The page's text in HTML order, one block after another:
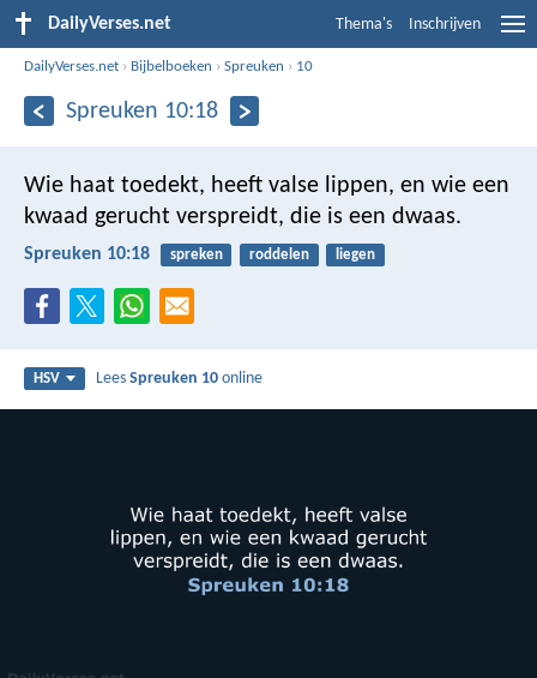
DailyVerses.net Thema's Inschrijven
DailyVerses.net › Bijbelboeken ›Spreuken › 10
Spreuken 10:18
Wie haat toedekt, heeft valse lippen, en wie een
kwaad gerucht verspreidt, die is een dwaas.
Spreuken 10:18 spreken roddelen liegen
HSV LeesSpreuken 10 online